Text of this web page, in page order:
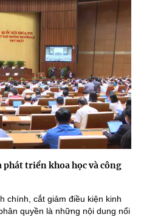
phát triển khoa học và công
chính, cắt giảm điều kiện kinh
quyền là những nội dung nổi